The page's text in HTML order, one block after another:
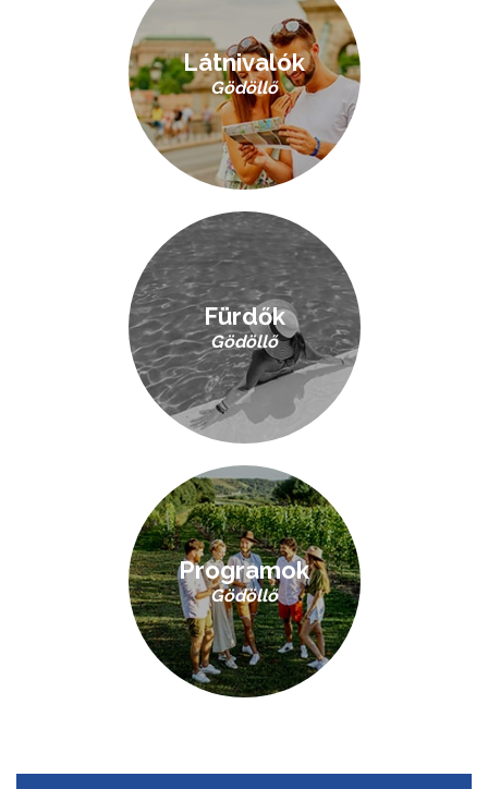
Látnivalók
Gödöllő
Fürdők
Gödöllő
Programok
Gödöllő